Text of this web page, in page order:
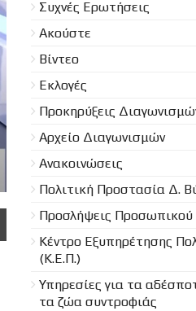
Συχνές Ερωτήσεις
Ακούστε
Βίντεο
Εκλογές
Προκηρύξεις
Aρχείο Διαγωνισμών
Ανακοινώσεις
Πολιτική Προστασία Δ.
Προσλήψεις Προσωπικού
Κέντρο Εξυπηρέτησης
(Κ.Ε.Π.)
Υπηρεσίες για τα
τα ζώα συντροφιάς